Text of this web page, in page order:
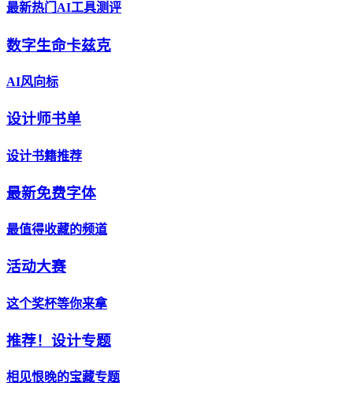
最新热门AI工具测评
数字生命卡兹克
AI风向标
设计师书单
设计书籍推荐
最新免费字体
最值得收藏的频道
活动大赛
这个奖杯等你来拿
推荐！设计专题
相见恨晚的宝藏专题